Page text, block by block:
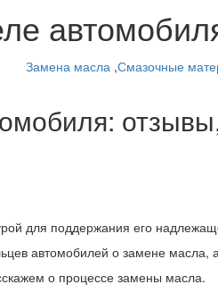
Замена масла ,Смазочные
для поддержания его
автомобилей о замене масла,
о процессе замены масла.